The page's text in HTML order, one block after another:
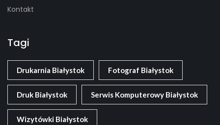
Kontakt
Tagi
Drukarnia Białystok Fotograf Białystok
Druk Białystok Serwis Komputerowy Białystok
Wizytówki Białystok